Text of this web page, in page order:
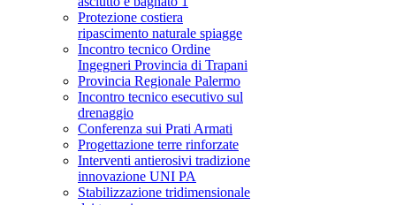
Protezione costiera
ripascimento naturale spiagge
Incontro tecnico Ordine
Ingegneri Provincia di Trapani
Provincia Regionale Palermo
Incontro tecnico esecutivo sul
drenaggio
Conferenza sui Prati Armati
Progettazione terre rinforzate
Interventi antierosivi tradizione
innovazione UNI PA
Stabilizzazione tridimensionale